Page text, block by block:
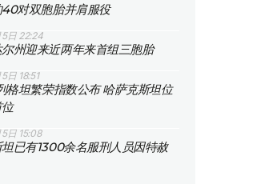
40对双胞胎并肩服役
日 22:24
州迎来近两年来首组三胞胎
日 18:51
格坦繁荣指数公布 哈萨克斯坦位
日 15:08
已有1300余名服刑人员因特赦